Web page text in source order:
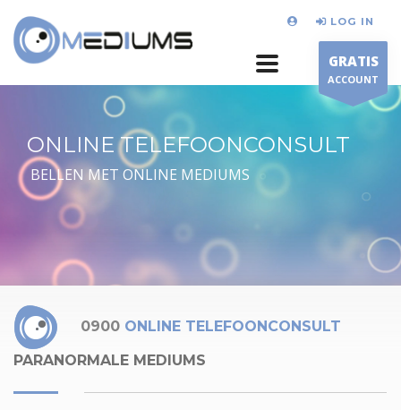
LOG IN
GRATIS
ACCOUNT
ONLINE TELEFOONCONSULT
BELLEN MET ONLINE MEDIUMS
0900 ONLINE TELEFOONCONSULT
PARANORMALE MEDIUMS